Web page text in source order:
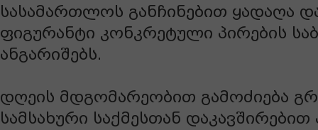
სასამართლოს განჩინებით ყადაღა
ფიგურანტი კონკრეტული პირების
ანგარიშებს.
დღეის მდგომარეობით გამოძიება
სამსახური საქმესთან